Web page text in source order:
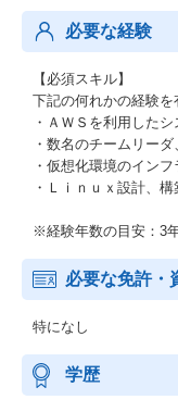
必要な経験
【必須スキル】
下記の何れかの経験を
・ＡＷＳを利用した
・数名のチームリー
・仮想化環境のイン
・Ｌｉｎｕｘ設計、
※経験年数の目安：3
必要な免許・
特になし
学歴